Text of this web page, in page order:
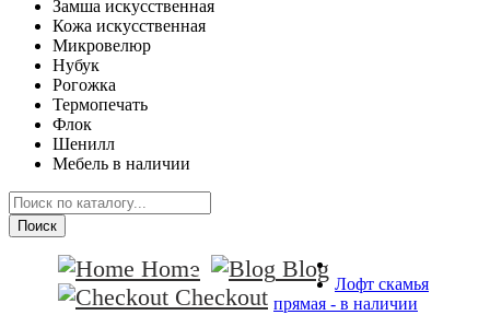
Замша искусственная
Кожа искусственная
Микровелюр
Нубук
Рогожка
Термопечать
Флок
Шенилл
Мебель в наличии
Поиск
Home
Blog
Checkout
Лофт скамья
прямая - в наличии